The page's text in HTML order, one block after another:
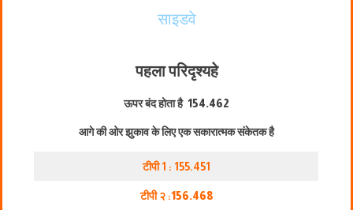
साइडवे
पहला परिदृश्यहे
ऊपर बंद होता है 154.462
आगे की ओर झुकाव के लिए एक सकारात्मक संकेतक है
टीपी 1 : 155.451
टीपी २ :156.468